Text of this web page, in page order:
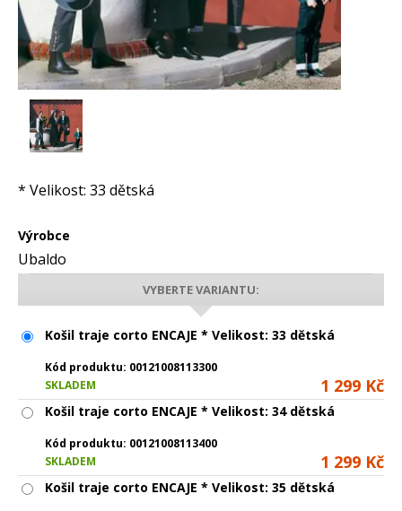
* Velikost: 33 dětská
Výrobce
Ubaldo
VYBERTE VARIANTU:
Košil traje corto ENCAJE * Velikost: 33 dětská
Kód produktu: 00121008113300
SKLADEM
1 299 Kč
Košil traje corto ENCAJE * Velikost: 34 dětská
Kód produktu: 00121008113400
SKLADEM
1 299 Kč
Košil traje corto ENCAJE * Velikost: 35 dětská